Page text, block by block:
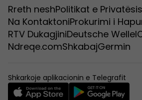
Rreth neshPolitikat e
Na KontaktoniProkurimi i
RTV DukagjiniDeutsche Welle
Ndreqe.comShkabajGermin
Shkarkoje aplikacionin e Telegrafit